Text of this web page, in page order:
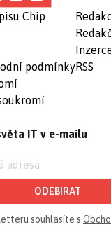
Chip
podmínkyRSS
IT v e-mailu
ODEBÍRAT
souhlasíte s